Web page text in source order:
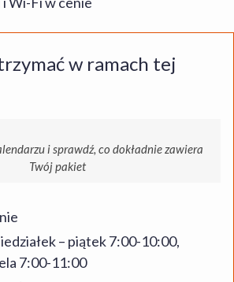
w ramach tej
i sprawdź, co dokładnie zawiera
Twój pakiet
– piątek 7:00-10:00,
7:00-11:00